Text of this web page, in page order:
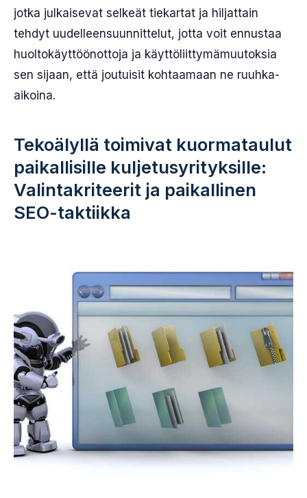
jotka julkaisevat selkeät tiekartat ja hiljattain
tehdyt uudelleensuunnittelut, jotta voit ennustaa
huoltokäyttöönottoja ja käyttöliittymämuutoksia
sen sijaan, että joutuisit kohtaamaan ne ruuhka-
aikoina.
Tekoälyllä toimivat kuormataulut
paikallisille kuljetusyrityksille:
Valintakriteerit ja paikallinen
SEO-taktiikka